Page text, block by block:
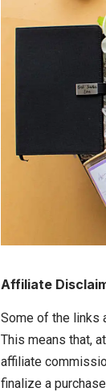
Affiliate
Some of the links
This means that,
affiliate
finalize a